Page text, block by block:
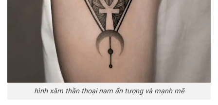
hình xăm thần thoại nam ấn tượng và mạnh mẽ